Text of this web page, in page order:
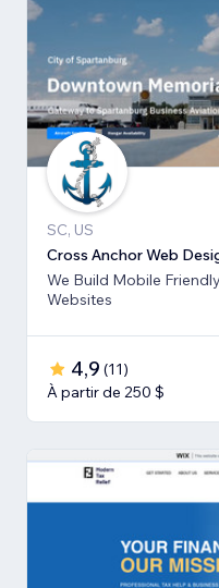
SC, US
Cross Anchor Web
We Build Mobile
Websites
4,9 (11)
À partir de 250 $